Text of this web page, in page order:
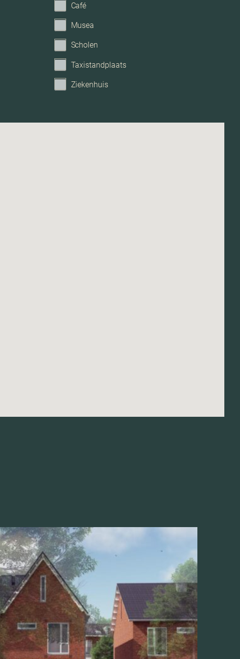
Café
Musea
Scholen
Taxistandplaats
Ziekenhuis